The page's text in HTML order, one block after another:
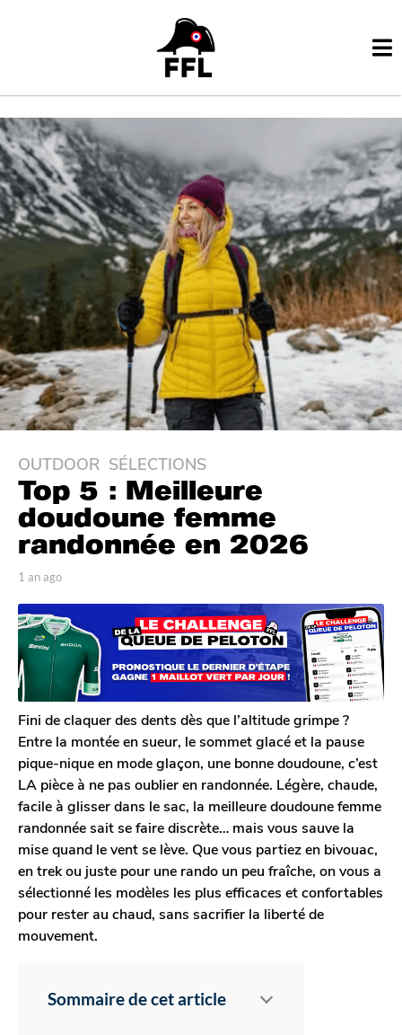
1
a
a
g
o
m
o
i
s
a
g
o
OUTDOOR ,SÉLECTIONS
Top 5 : Meilleure
doudoune femme
randonnée en 2026
p
r
P
a
u
l
D
u
r
e
l
1 an ago
i
s
Fini de claquer des dents dès que l’altitude grimpe ?
Entre la montée en sueur, le sommet glacé et la pause
pique-nique en mode glaçon, une bonne doudoune, c’est
LA pièce à ne pas oublier en randonnée. Légère, chaude,
facile à glisser dans le sac, la meilleure doudoune femme
randonnée sait se faire discrète… mais vous sauve la
mise quand le vent se lève. Que vous partiez en bivouac,
en trek ou juste pour une rando un peu fraîche, on vous a
sélectionné les modèles les plus efficaces et confortables
pour rester au chaud, sans sacrifier la liberté de
mouvement.
Sommaire de cet article